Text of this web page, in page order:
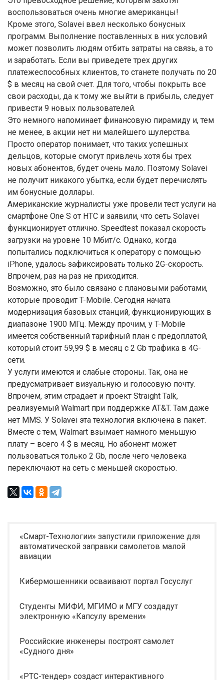
воспользоваться очень многие американцы!
Кроме этого, Solavei ввел несколько бонусных
программ. Выполнение поставленных в них условий
может позволить людям отбить затраты на связь, а то
и заработать. Если вы приведете трех других
платежеспособных клиентов, то станете получать по 20
$ в месяц на свой счет. Для того, чтобы покрыть все
свои расходы, да к тому же выйти в прибыль, следует
привести 9 новых пользователей.
Это немного напоминает финансовую пирамиду и, тем
не менее, в акции нет ни малейшего шулерства.
Просто оператор понимает, что таких успешных
дельцов, которые смогут привлечь хотя бы трех
новых абонентов, будет очень мало. Поэтому Solavei
не получит никакого убытка, если будет перечислять
им бонусные доллары.
Американские журналисты уже провели тест услуги на
смартфоне One S от HTC и заявили, что сеть Solavei
функционирует отлично. Speedtest показал скорость
загрузки на уровне 10 Мбит/с. Однако, когда
попытались подключиться к оператору с помощью
iPhone, удалось зафиксировать только 2G-скорость.
Впрочем, раз на раз не приходится.
Возможно, это было связано с плановыми работами,
которые проводит T-Mobile. Сегодня начата
модернизация базовых станций, функционирующих в
диапазоне 1900 МГц. Между прочим, у T-Mobile
имеется собственный тарифный план с предоплатой,
который стоит 59,99 $ в месяц с 2 Gb трафика в 4G-
сети.
У услуги имеются и слабые стороны. Так, она не
предусматривает визуальную и голосовую почту.
Впрочем, этим страдает и проект Straight Talk,
реализуемый Walmart при поддержке AT&T. Там даже
нет MMS. У Solavei эта технология включена в пакет.
Вместе с тем, Walmart взымает намного меньшую
плату – всего 4 $ в месяц. Но абонент может
пользоваться только 2 Gb, после чего человека
переключают на сеть с меньшей скоростью.
«Смарт-Технологии» запустили приложение для
автоматической заправки самолетов малой
авиации
Кибермошенники осваивают портал Госуслуг
Студенты МИФИ, МГИМО и МГУ создадут
электронную «Капсулу времени»
Российские инженеры построят самолет
«Судного дня»
«РТС-тендер» создаст интерактивного